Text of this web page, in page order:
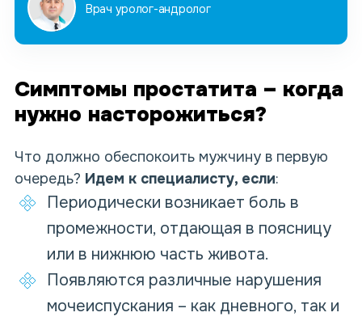
Врач уролог-андролог
Симптомы простатита – когда
нужно насторожиться?
Что должно обеспокоить мужчину в первую
очередь? Идем к специалисту, если:
Периодически возникает боль в
промежности, отдающая в поясницу
или в нижнюю часть живота.
Появляются различные нарушения
мочеиспускания – как дневного, так и